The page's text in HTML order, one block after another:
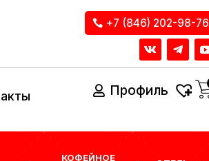
+7 (846) 202-98-76
Профиль
КОФЕЙНОЕ